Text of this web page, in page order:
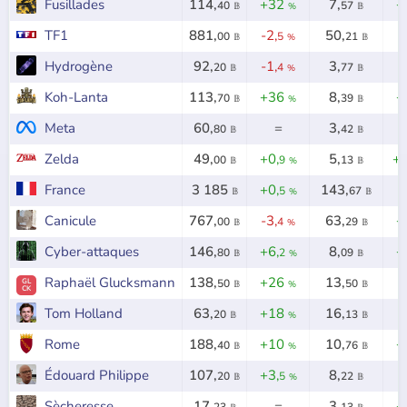
Fusillades
114,40 𝔹 +32% 7,57 𝔹
TF1
881,00 𝔹 -2,5 % 50,21 𝔹
Hydrogène
92,20 𝔹 -1,4 % 3,77 𝔹
Koh-Lanta
113,70 𝔹 +36% 8,39 𝔹
Meta
60,80 𝔹 = 3,42 𝔹
Zelda
49,00 𝔹 +0,9 % 5,13 𝔹
France
3 185 𝔹 +0,5 % 143,67 𝔹
Canicule
767,00 𝔹 -3,4 % 63,29 𝔹
Cyber-attaques
146,80 𝔹 +6,2 % 8,09 𝔹
GL
CK Raphaël Glucksmann 138,50 𝔹 +26% 13,50 𝔹
Tom Holland
63,20 𝔹 +18% 16,13 𝔹
Rome
188,40 𝔹 +10% 10,76 𝔹
Édouard Philippe
107,20 𝔹 +3,5 % 8,22 𝔹